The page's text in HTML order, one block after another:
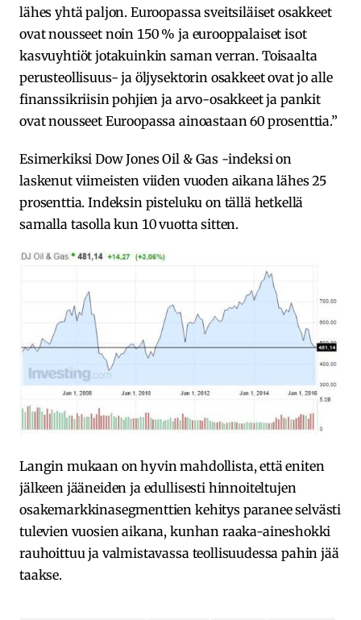
lähes yhtä paljon. Euroopassa sveitsiläiset osakkeet
ovat nousseet noin 150 % ja eurooppalaiset isot
kasvuyhtiöt jotakuinkin saman verran. Toisaalta
perusteollisuus- ja öljysektorin osakkeet ovat jo alle
finanssikriisin pohjien ja arvo-osakkeet ja pankit
ovat nousseet Euroopassa ainoastaan 60 prosenttia.”
Esimerkiksi Dow Jones Oil & Gas -indeksi on
laskenut viimeisten viiden vuoden aikana lähes 25
prosenttia. Indeksin pisteluku on tällä hetkellä
samalla tasolla kun 10 vuotta sitten.
Langin mukaan on hyvin mahdollista, että eniten
jälkeen jääneiden ja edullisesti hinnoiteltujen
osakemarkkinasegmenttien kehitys paranee selvästi
tulevien vuosien aikana, kunhan raaka-aineshokki
rauhoittuu ja valmistavassa teollisuudessa pahin jää
taakse.